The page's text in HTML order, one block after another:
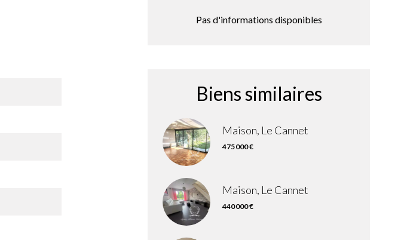
Pas d'informations disponibles
Biens similaires
Maison, Le Cannet
475 000 €
Maison, Le Cannet
440 000 €